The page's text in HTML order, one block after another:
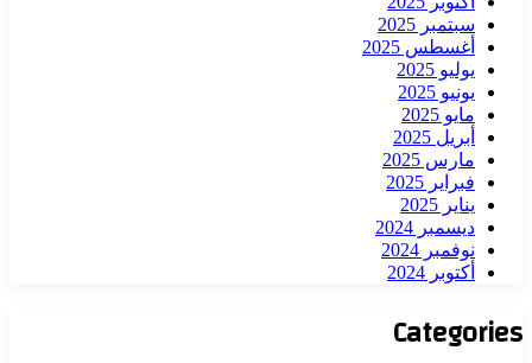
سبتمبر 2025
أغسطس 2025
يوليو 2025
يونيو 2025
مايو 2025
أبريل 2025
مارس 2025
فبراير 2025
يناير 2025
ديسمبر 2024
نوفمبر 2024
أكتوبر 2024
Categories